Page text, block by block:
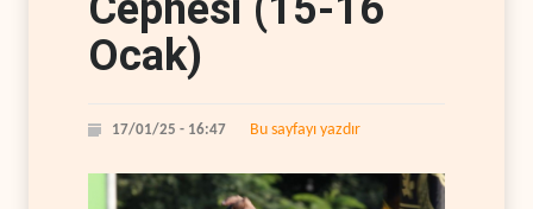
Ocak)
17/01/25 - 16:47 Bu sayfayı yazdır